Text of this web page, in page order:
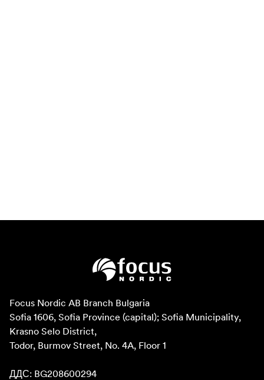
Focus Nordic AB Branch Bulgaria
Sofia 1606, Sofia Province (capital); Sofia Municipality,
Krasno Selo District,
Todor, Burmov Street, No. 4A, Floor 1
ДДС: BG208600294